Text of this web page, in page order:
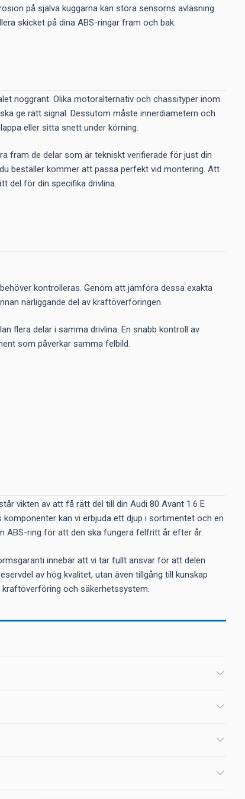
på själva kuggarna kan störa sensorns avläsning.
skicket på dina ABS-ringar fram och bak.
noggrant. Olika motoralternativ och chassityper inom
ge rätt signal. Dessutom måste innerdiametern och
eller sitta snett under körning.
fram de delar som är tekniskt verifierade för just din
beställer kommer att passa perfekt vid montering. Att
del för din specifika drivlina.
kontrolleras. Genom att jämföra dessa exakta
närliggande del av kraftöverföringen.
flera delar i samma drivlina. En snabb kontroll av
som påverkar samma felbild.
vikten av att få rätt del till din Audi 80 Avant 1.6 E
kan vi erbjuda ett djup i sortimentet och en
ABS-ring för att den ska fungera felfritt år efter år.
innebär att vi tar fullt ansvar för att delen
av hög kvalitet, utan även tillgång till kunskap
och säkerhetssystem.